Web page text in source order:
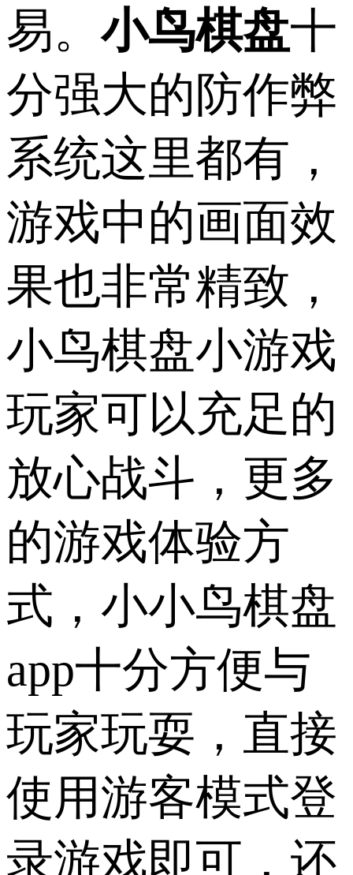
易。小鸟棋盘十
分强大的防作弊
系统这里都有，
游戏中的画面效
果也非常精致，
小鸟棋盘小游戏
玩家可以充足的
放心战斗，更多
的游戏体验方
式，小小鸟棋盘
app十分方便与
玩家玩耍，直接
使用游客模式登
录游戏即可，还